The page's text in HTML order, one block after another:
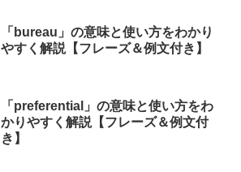
「bureau」の意味と使い方をわかり
やすく解説【フレーズ＆例文付き】
「preferential」の意味と使い方をわ
かりやすく解説【フレーズ＆例文付
き】